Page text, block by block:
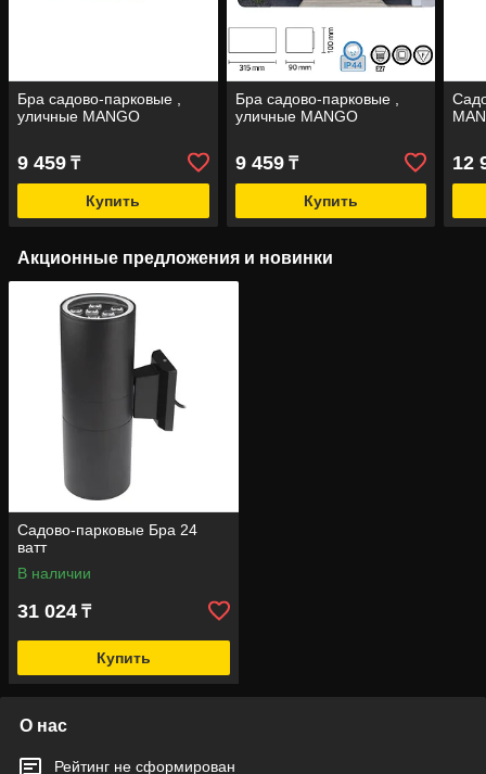
Бра садово-парковые ,
уличные MANGO
9 459 ₸
Купить
Бра садово-парковые ,
уличные MANGO
9 459₸
Купить
12
Акционные предложения и новинки
Садово-парковые Бра 24
ватт
В наличии
31 024 ₸
Купить
О нас
Рейтинг не сформирован